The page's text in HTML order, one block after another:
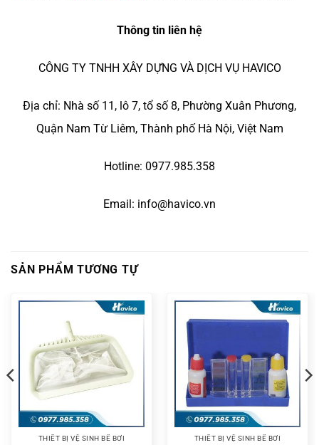
Thông tin liên hệ
CÔNG TY TNHH XÂY DỰNG VÀ DỊCH VỤ HAVICO
Địa chỉ: Nhà số 11, lô 7, tổ số 8, Phường Xuân Phương,
Quận Nam Từ Liêm, Thành phố Hà Nội, Việt Nam
Hotline: 0977.985.358
Email: info@havico.vn
SẢN PHẨM TƯƠNG TỰ
THIẾT BỊ VỆ SINH BỂ BƠI THIẾT BỊ VỆ SINH BỂ BƠI